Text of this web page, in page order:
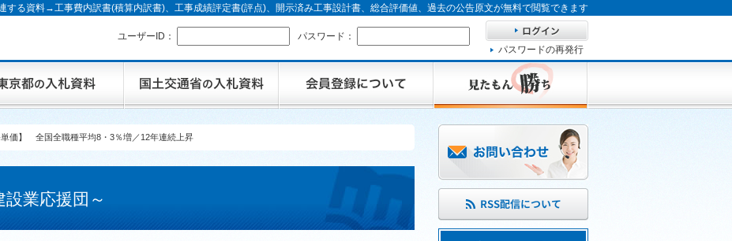
する資料→工事費内訳書(積算内訳書)、工事成績評定書(評点)、開示済み工事設計書、総合評価値、過去の公告原文が無料で閲覧できます
ユーザーID：
パスワード：
パスワードの再発行
単価】 全国全職種平均8・3％増／12年連続上昇
業応援団～